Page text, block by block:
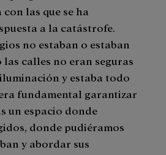
las que se ha
a la catástrofe.
no estaban o estaban
calles no eran seguras
y estaba todo
fundamental garantizar
un espacio donde
donde pudiéramos
y abordar sus